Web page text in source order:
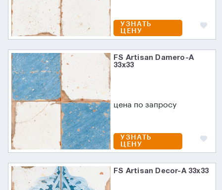
УЗНАТЬ
ЦЕНУ
FS Artisan Damero-A
33х33
цена по запросу
УЗНАТЬ
ЦЕНУ
FS Artisan Decor-A 33х33